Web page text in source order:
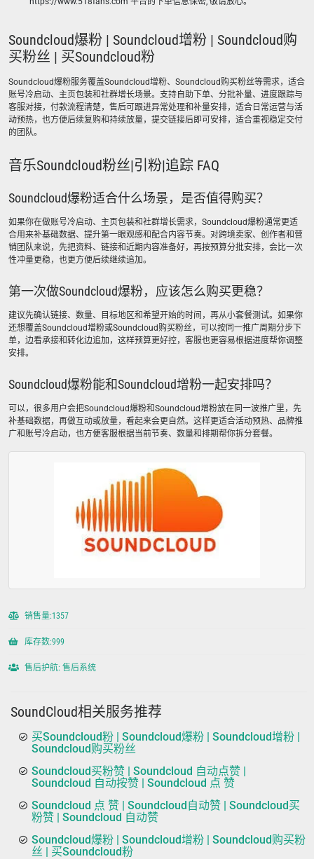
Soundcloud爆粉 | Soundcloud增粉 | Soundcloud购
买粉丝 | 买Soundcloud粉
Soundcloud爆粉服务覆盖Soundcloud增粉、Soundcloud购买粉丝等需求，适合
账号冷启动、主页包装和社群增长场景。支持自助下单、分批补量、进度跟踪与
客服对接，付款流程清楚，售后可跟进异常处理和补量安排，适合日常运营与活
动预热，也方便后续复购和持续放量，提交链接后即可安排，适合重视稳定交付
的团队。
音乐Soundcloud粉丝|引粉|追踪 FAQ
Soundcloud爆粉适合什么场景，是否值得购买？
如果你在做账号冷启动、主页包装和社群增长需求，Soundcloud爆粉通常更适
合用来补基础数据、提升第一眼观感和配合内容节奏。对跨境卖家、创作者和营
销团队来说，先把资料、链接和近期内容准备好，再按预算分批安排，会比一次
性冲量更稳，也更方便后续继续追加。
第一次做Soundcloud爆粉，应该怎么购买更稳？
建议先确认链接、数量、目标地区和希望开始的时间，再从小套餐测试。如果你
还想覆盖Soundcloud增粉或Soundcloud购买粉丝，可以按同一推广周期分步下
单，边看承接和转化边追加，这样预算更好控，客服也更容易根据进度帮你调整
安排。
Soundcloud爆粉能和Soundcloud增粉一起安排吗？
可以，很多用户会把Soundcloud爆粉和Soundcloud增粉放在同一波推广里，先
补基础数据，再做互动或放量，看起来会更自然。这样更适合活动预热、品牌推
广和账号冷启动，也方便客服根据当前节奏、数量和排期帮你拆分套餐。
销售量:1357
库存数:999
售后护航: 售后系统
SoundCloud相关服务推荐
买Soundcloud粉 | Soundcloud爆粉 | Soundcloud增粉 |
Soundcloud购买粉丝
Soundcloud买粉赞 | Soundcloud 自动点赞 |
Soundcloud 自动按赞 | Soundcloud 点 赞
Soundcloud 点 赞 | Soundcloud自动赞 | Soundcloud买
粉赞 | Soundcloud 自动赞
Soundcloud爆粉 | Soundcloud增粉 | Soundcloud购买粉
丝 | 买Soundcloud粉